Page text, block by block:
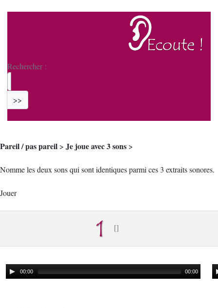
Rechercher :
>>
Pareil / pas pareil > Je joue avec 3 sons >
Nomme les deux sons qui sont identiques parmi ces 3 extraits sonores.
Jouer
00:00 00:00